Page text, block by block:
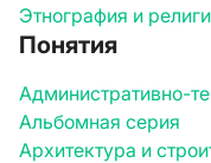
Этнография и
Понятия
Административно-
Альбомная серия
Архитектура и